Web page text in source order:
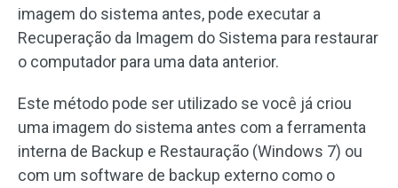
imagem do sistema antes, pode executar a
Recuperação da Imagem do Sistema para restaurar
o computador para uma data anterior.
Este método pode ser utilizado se você já criou
uma imagem do sistema antes com a ferramenta
interna de Backup e Restauração (Windows 7) ou
com um software de backup externo como o